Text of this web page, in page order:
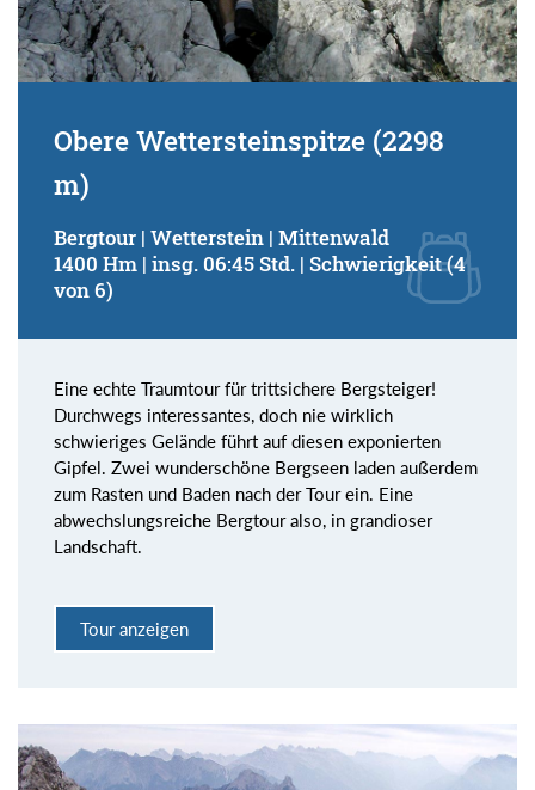
Obere Wettersteinspitze (2298
m)
Bergtour | Wetterstein | Mittenwald
1400 Hm | insg. 06:45 Std. | Schwierigkeit (4
von 6)
Eine echte Traumtour für trittsichere Bergsteiger!
Durchwegs interessantes, doch nie wirklich
schwieriges Gelände führt auf diesen exponierten
Gipfel. Zwei wunderschöne Bergseen laden außerdem
zum Rasten und Baden nach der Tour ein. Eine
abwechslungsreiche Bergtour also, in grandioser
Landschaft.
Tour anzeigen